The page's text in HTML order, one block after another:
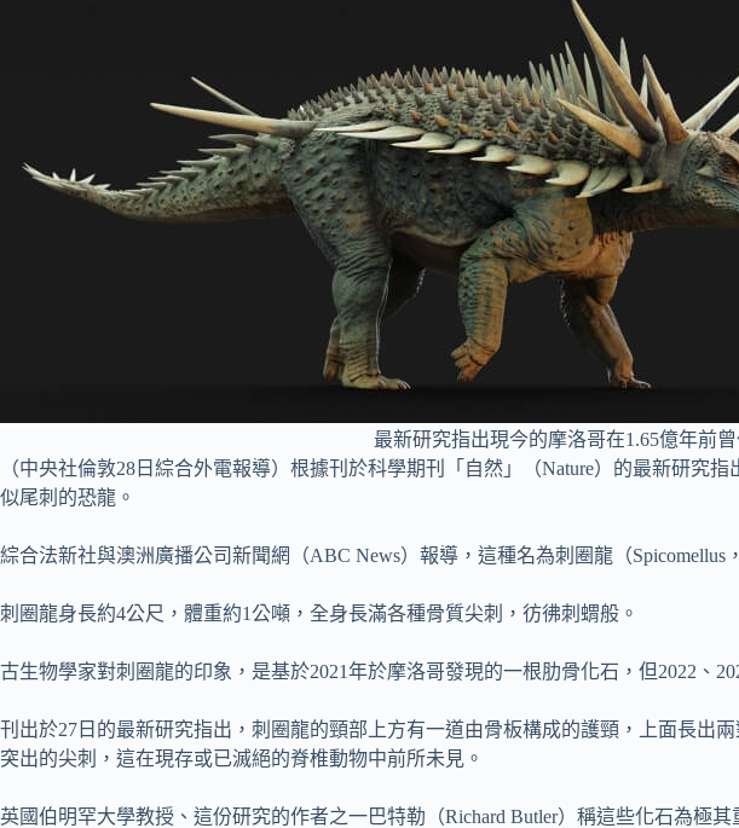
最新研究指出現今的摩洛哥在1.65億年前
（中央社倫敦28日綜合外電報導）根據刊於科學期刊「自然」（Nature）的最新研究
似尾刺的恐龍。
綜合法新社與澳洲廣播公司新聞網（ABC News）報導，這種名為刺圈龍（
刺圈龍身長約4公尺，體重約1公噸，全身長滿各種骨質尖刺，彷彿刺蝟般。
古生物學家對刺圈龍的印象，是基於2021年於摩洛哥發現的一根肋骨化石，但2022、
刊出於27日的最新研究指出，刺圈龍的頸部上方有一道由骨板構成的護頸，上面長出
突出的尖刺，這在現存或已滅絕的脊椎動物中前所未見。
英國伯明罕大學教授、這份研究的作者之一巴特勒（Richard Butler）稱這些化石為極